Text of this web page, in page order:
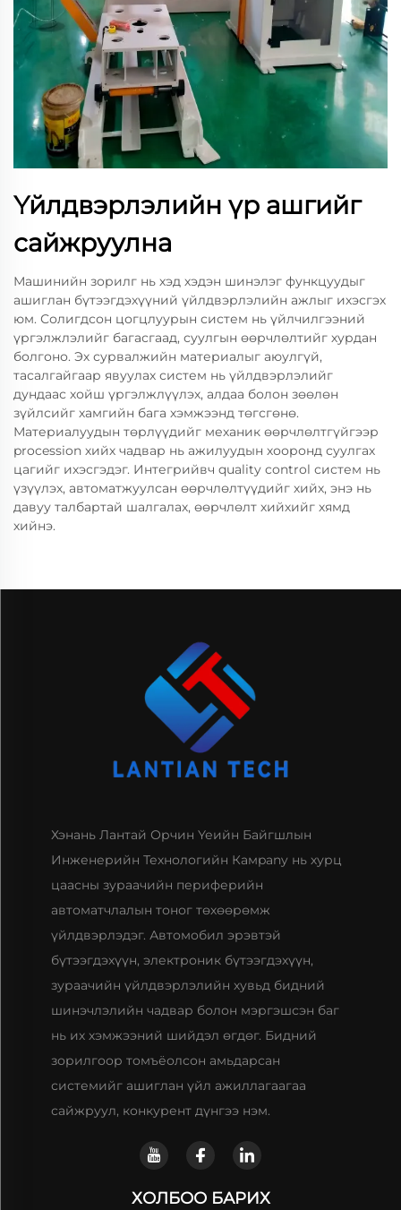
Үйлдвэрлэлийн үр ашгийг
сайжруулна
Машинийн зорилг нь хэд хэдэн шинэлэг функцуудыг
ашиглан бүтээгдэхүүний үйлдвэрлэлийн ажлыг ихэсгэх
юм. Солигдсон цогцлуурын систем нь үйлчилгээний
үргэлжлэлийг багасгаад, суулгын өөрчлөлтийг хурдан
болгоно. Эх сурвалжийн материалыг аюулгүй,
тасалгайгаар явуулах систем нь үйлдвэрлэлийг
дундаас хойш үргэлжлүүлэх, алдаа болон зөөлөн
зүйлсийг хамгийн бага хэмжээнд төгсгөнө.
Материалуудын төрлүүдийг механик өөрчлөлтгүйгээр
procession хийх чадвар нь ажилуудын хооронд суулгах
цагийг ихэсгэдэг. Интегрийвч quality control систем нь
үзүүлэх, автоматжуулсан өөрчлөлтүүдийг хийх, энэ нь
давуу талбартай шалгалах, өөрчлөлт хийхийг хямд
хийнэ.
Хэнань Лантай Орчин Үеийн Байгшлын
Инженерийн Технологийн Камpany нь хурц
цаасны зураачийн периферийн
автоматчлалын тоног төхөөрөмж
үйлдвэрлэдэг. Автомобил эрэвтэй
бүтээгдэхүүн, электроник бүтээгдэхүүн,
зураачийн үйлдвэрлэлийн хувьд бидний
шинэчлэлийн чадвар болон мэргэшсэн баг
нь их хэмжээний шийдэл өгдөг. Бидний
зорилгоор томъёолсон амьдарсан
системийг ашиглан үйл ажиллагаагаа
сайжруул, конкурент дүнгээ нэм.
ХОЛБОО БАРИХ